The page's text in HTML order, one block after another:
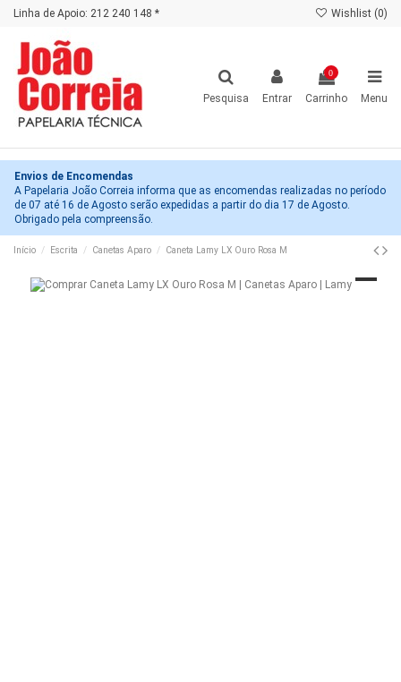
Linha de Apoio: 212 240 148 * Wishlist (0)
Pesquisa Entrar
0
Carrinho Menu
Envios de Encomendas
A Papelaria João Correia informa que as encomendas realizadas no período
de 07 até 16 de Agosto serão expedidas a partir do dia 17 de Agosto.
Obrigado pela compreensão.
Início Escrita Canetas Aparo Caneta Lamy LX Ouro Rosa M